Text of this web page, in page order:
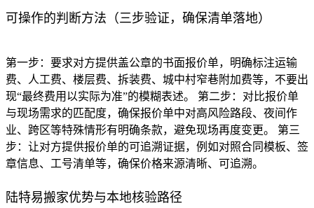
可操作的判断方法（三步验证，确保清单落地）
第一步：要求对方提供盖公章的书面报价单，明确标注运输
费、人工费、楼层费、拆装费、城中村窄巷附加费等，不要出
现“最终费用以实际为准”的模糊表述。 第二步：对比报价单
与现场需求的匹配度，确保报价单中对高风险路段、夜间作
业、跨区等特殊情形有明确条款，避免现场再度变更。 第三
步：让对方提供报价单的可追溯证据，例如对照合同模板、签
章信息、工号清单等，确保价格来源清晰、可追溯。
陆特易搬家优势与本地核验路径